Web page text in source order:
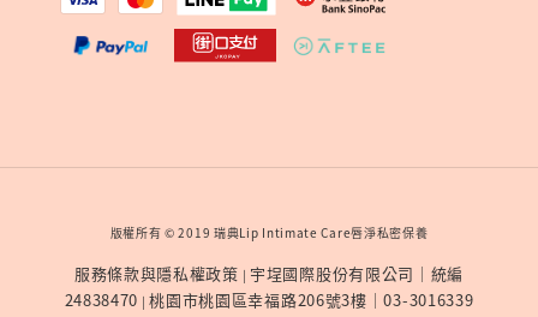
版權所有 © 2019 瑞典Lip Intimate Care唇淨私密保養
服務條款與隱私權政策 | 宇埕國際股份有限公司｜統編
24838470 |桃園市桃園區幸福路206號3樓｜03-3016339